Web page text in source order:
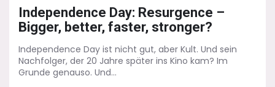
Independence Day: Resurgence –
Bigger, better, faster, stronger?
Independence Day ist nicht gut, aber Kult. Und sein
Nachfolger, der 20 Jahre später ins Kino kam? Im
Grunde genauso. Und...